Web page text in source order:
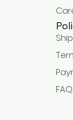
FAQ